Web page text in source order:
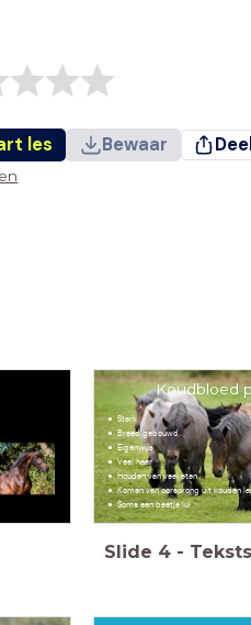
les Bewaar Deel
Koudbloed
Sterk
Breed gebouwd
Eigenwijs
Veel haar
Houden van veel eten
Komen van oorsprong uit kouden
Soms een beetje lui
Slide 4 -